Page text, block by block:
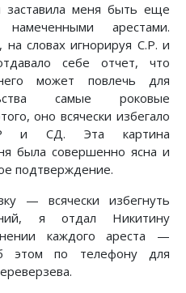
меня быть еще
арестами.
на словах игнорируя С.Р. и
себе отчет, что
может повлечь для
самые роковые
оно всячески избегало
и СД. Эта картина
была совершенно ясна и
подтверждение.
— всячески избегнуть
я отдал Никитину
каждого ареста —
этом по телефону для